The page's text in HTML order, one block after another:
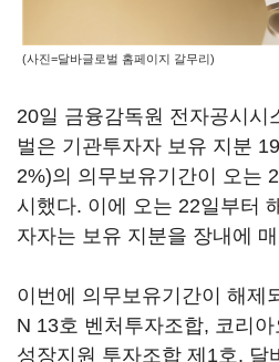
(사진=달바글로벌 홈페이지 갈무리)
20일 금융감독원 전자공시시
벌은 기관투자자 보유 지분
2%)의 의무보유기간이 오는
시했다. 이에 오는 22일부터
자자는 보유 지분을 장내에
이번에 의무보유기간이 해제
N 13호 벤처투자조합, 코리
성장지원 투자조합 제1호, 달